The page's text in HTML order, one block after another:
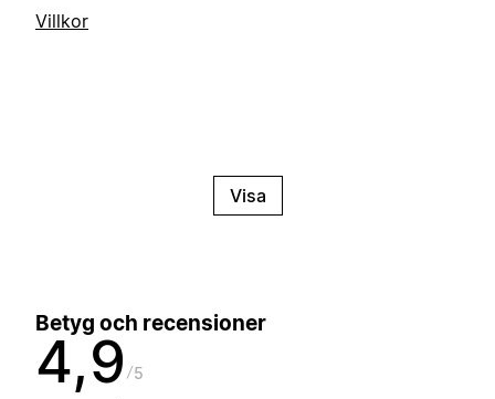
Villkor
Visa
Betyg och recensioner
4,9 5